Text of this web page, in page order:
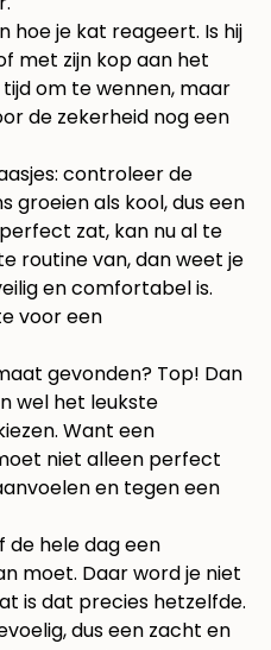
hoe je kat reageert. Is hij
met zijn kop aan het
om te wennen, maar
de zekerheid nog een
controleer de
groeien als kool, dus een
zat, kan nu al te
routine van, dan weet je
en comfortabel is.
voor een
gevonden? Top! Dan
wel het leukste
Want een
niet alleen perfect
en tegen een
de hele dag een
moet. Daar word je niet
is dat precies hetzelfde.
dus een zacht en